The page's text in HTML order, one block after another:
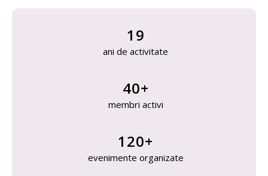
19
ani de activitate
40+
membri activi
120+
evenimente organizate